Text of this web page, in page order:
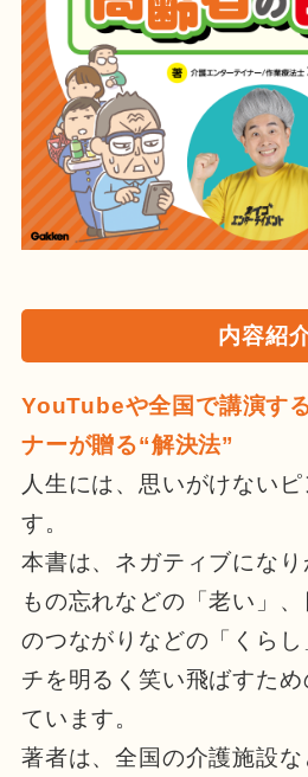
内容紹
YouTubeや全国で講演す
ナーが贈る“解決法”
人生には、思いがけない
す。
本書は、ネガティブにな
もの忘れなどの「老い」
のつながりなどの「くら
チを明るく笑い飛ばすた
ています。
著者は、全国の介護施設